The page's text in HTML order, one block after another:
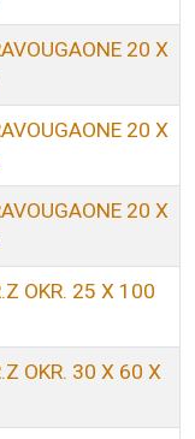
20 X
20 X
20 X
OKR. 25 X 100
OKR. 30 X 60 X